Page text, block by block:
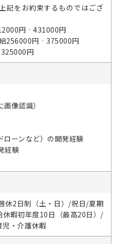
をお約束するものではござ
円‐431000円
256000円‐375000円
円
像認識）
ローンなど）の開発経験
経験
2日制（土・日）/祝日/夏期
暇初年度10日（最高20日）/
・介護休暇